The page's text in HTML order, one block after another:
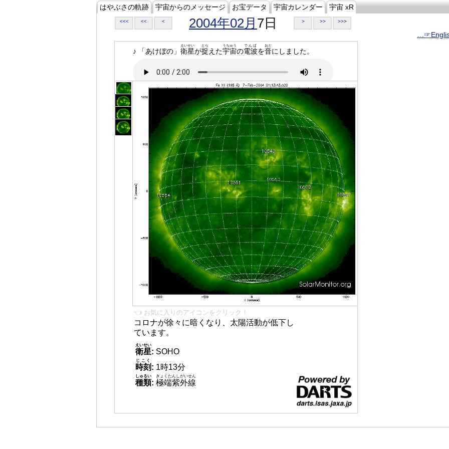
はやぶさの軌跡 宇宙からのメッセージ お宝データ 宇宙カレンダー 宇宙 xR
<<< << < 2004年02月 7日 > >> >>>
♪ 「あけぼの」 衛星
えいせい
が捉
とら
えた宇宙
うちゅう
の電波
でんぱ
を音
おと
にしました。
👈 お気に入りのアイコンをクリック！
コロナが徐々に暗くなり、太陽活動が低下し
ています。
衛星
えいせい
: SOHO
時刻
じこく
: 1時13分
種類
しゅるい
: 極端紫外線
きょくたんしがいせん